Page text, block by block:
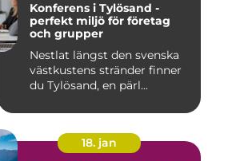
Konferens i Tylösand -
perfekt miljö för företag
och grupper
Nestlat längst den svenska
västkustens stränder finner
du Tylösand, en pärl...
18. jan